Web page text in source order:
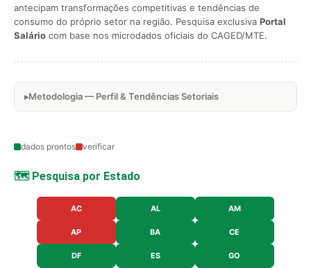
antecipam transformações competitivas e tendências de
consumo do próprio setor na região. Pesquisa exclusiva Portal
Salário com base nos microdados oficiais do CAGED/MTE.
Metodologia — Perfil & Tendências Setoriais
dados prontos verificar
🗺️ Pesquisa por Estado
AC AL AM
AP BA CE
DF ES GO